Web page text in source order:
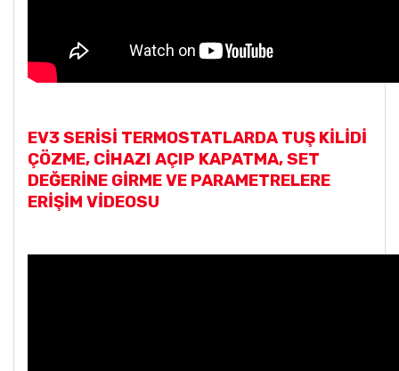
EV3 SERİSİ TERMOSTATLARDA TUŞ KİLİDİ
ÇÖZME, CİHAZI AÇIP KAPATMA, SET
DEĞERİNE GİRME VE PARAMETRELERE
ERİŞİM VİDEOSU